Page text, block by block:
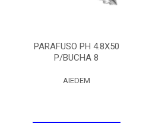
PARAFUSO PH 4.8X50
P/BUCHA 8
AIEDEM